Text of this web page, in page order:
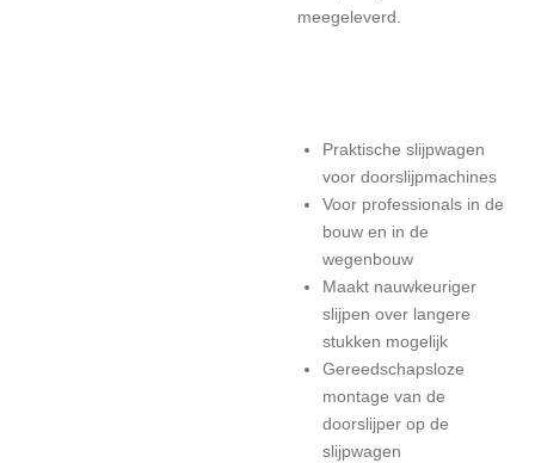
meegeleverd.
Praktische slijpwagen
voor doorslijpmachines
Voor professionals in de
bouw en in de
wegenbouw
Maakt nauwkeuriger
slijpen over langere
stukken mogelijk
Gereedschapsloze
montage van de
doorslijper op de
slijpwagen